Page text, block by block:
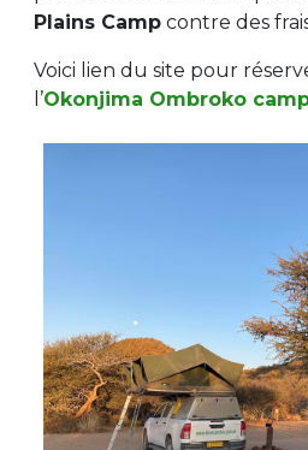
Plains Camp contre des
Voici lien du site pour
l’Okonjima Ombroko